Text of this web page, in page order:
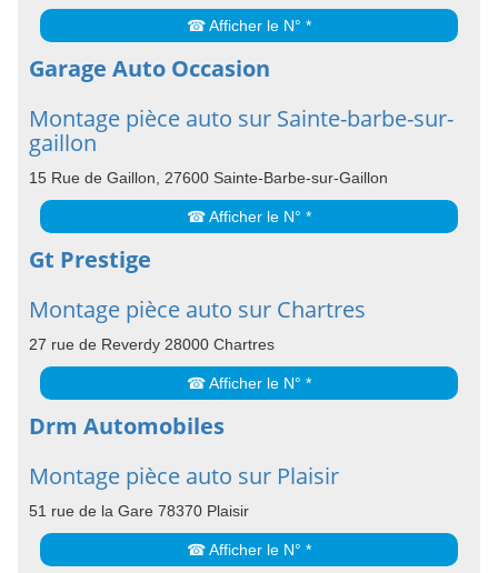
☎ Afficher le N° *
Garage Auto Occasion
Montage pièce auto sur Sainte-barbe-sur-
gaillon
15 Rue de Gaillon, 27600 Sainte-Barbe-sur-Gaillon
☎ Afficher le N° *
Gt Prestige
Montage pièce auto sur Chartres
27 rue de Reverdy 28000 Chartres
☎ Afficher le N° *
Drm Automobiles
Montage pièce auto sur Plaisir
51 rue de la Gare 78370 Plaisir
☎ Afficher le N° *